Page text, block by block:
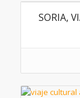
SORIA,